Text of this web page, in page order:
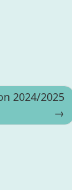
2024/2025